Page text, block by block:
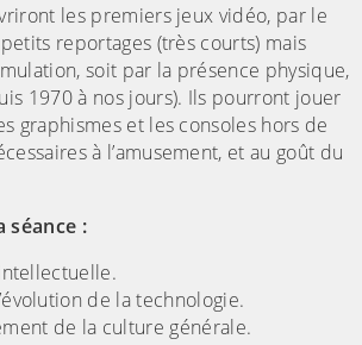
les premiers jeux vidéo, par le
reportages (très courts) mais
soit par la présence physique,
1970 à nos jours). Ils pourront jouer
graphismes et les consoles hors de
à l’amusement, et au goût du
séance :
de la technologie.
de la culture générale.